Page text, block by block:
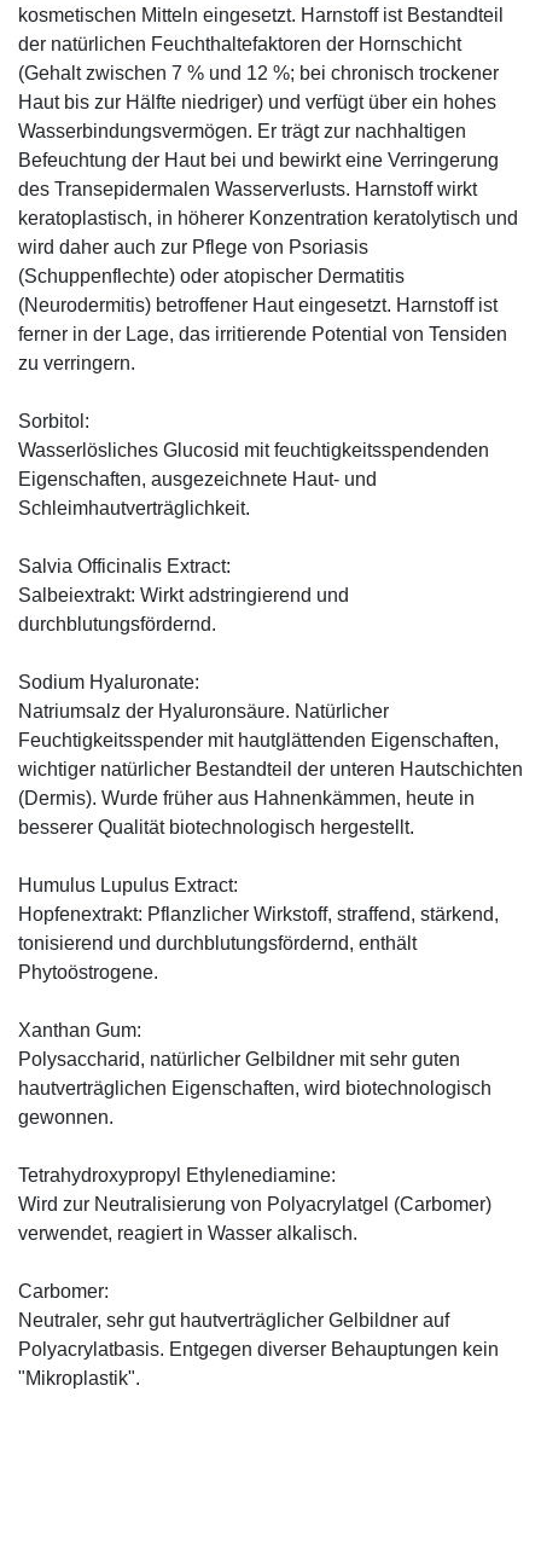
kosmetischen Mitteln eingesetzt. Harnstoff ist Bestandteil
der natürlichen Feuchthaltefaktoren der Hornschicht
(Gehalt zwischen 7 % und 12 %; bei chronisch trockener
Haut bis zur Hälfte niedriger) und verfügt über ein hohes
Wasserbindungsvermögen. Er trägt zur nachhaltigen
Befeuchtung der Haut bei und bewirkt eine Verringerung
des Transepidermalen Wasserverlusts. Harnstoff wirkt
keratoplastisch, in höherer Konzentration keratolytisch und
wird daher auch zur Pflege von Psoriasis
(Schuppenflechte) oder atopischer Dermatitis
(Neurodermitis) betroffener Haut eingesetzt. Harnstoff ist
ferner in der Lage, das irritierende Potential von Tensiden
zu verringern.
Sorbitol:
Wasserlösliches Glucosid mit feuchtigkeitsspendenden
Eigenschaften, ausgezeichnete Haut- und
Schleimhautverträglichkeit.
Salvia Officinalis Extract:
Salbeiextrakt: Wirkt adstringierend und
durchblutungsfördernd.
Sodium Hyaluronate:
Natriumsalz der Hyaluronsäure. Natürlicher
Feuchtigkeitsspender mit hautglättenden Eigenschaften,
wichtiger natürlicher Bestandteil der unteren Hautschichten
(Dermis). Wurde früher aus Hahnenkämmen, heute in
besserer Qualität biotechnologisch hergestellt.
Humulus Lupulus Extract:
Hopfenextrakt: Pflanzlicher Wirkstoff, straffend, stärkend,
tonisierend und durchblutungsfördernd, enthält
Phytoöstrogene.
Xanthan Gum:
Polysaccharid, natürlicher Gelbildner mit sehr guten
hautverträglichen Eigenschaften, wird biotechnologisch
gewonnen.
Tetrahydroxypropyl Ethylenediamine:
Wird zur Neutralisierung von Polyacrylatgel (Carbomer)
verwendet, reagiert in Wasser alkalisch.
Carbomer:
Neutraler, sehr gut hautverträglicher Gelbildner auf
Polyacrylatbasis. Entgegen diverser Behauptungen kein
"Mikroplastik".